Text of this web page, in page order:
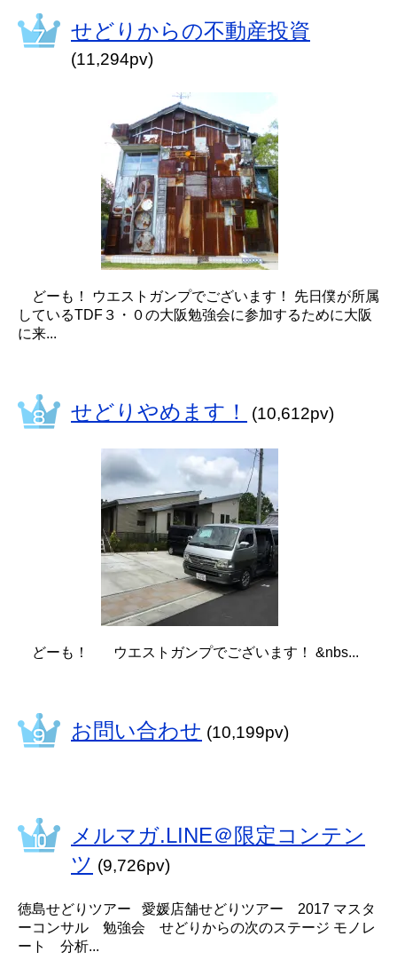
せどりからの不動産投資
(11,294pv)
どーも！ ウエストガンプでございます！ 先日僕が所属
しているTDF３・０の大阪勉強会に参加するために大阪
に来...
せどりやめます！ (10,612pv)
どーも！ ウエストガンプでございます！ &nbs...
お問い合わせ (10,199pv)
メルマガ.LINE＠限定コンテン
ツ (9,726pv)
徳島せどりツアー 愛媛店舗せどりツアー 2017 マスタ
ーコンサル 勉強会 せどりからの次のステージ モノレ
ート 分析...